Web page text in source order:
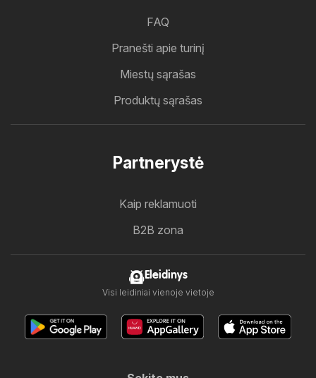
FAQ
Pranešti apie turinį
Miestų sąrašas
Produktų sąrašas
Partnerystė
Kaip reklamuoti
B2B zona
Eleidinys
Visi leidiniai vienoje vietoje